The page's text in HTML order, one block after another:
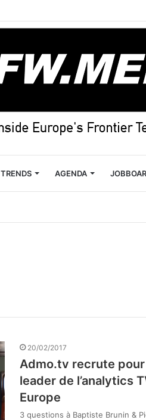
TRENDS AGENDA
20/02/2017
Admo.tv recrute
leader de l’analytics
Europe
3 questions à Baptiste Brunin &